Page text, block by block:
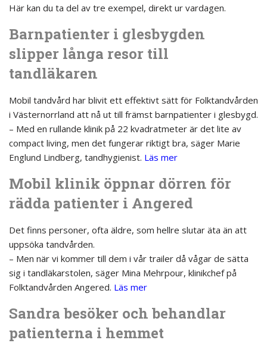
Här kan du ta del av tre exempel, direkt ur vardagen.
Barnpatienter i glesbygden
slipper långa resor till
tandläkaren
Mobil tandvård har blivit ett effektivt sätt för Folktandvården
i Västernorrland att nå ut till främst barnpatienter i glesbygd.
– Med en rullande klinik på 22 kvadratmeter är det lite av
compact living, men det fungerar riktigt bra, säger Marie
Englund Lindberg, tandhygienist. Läs mer
Mobil klinik öppnar dörren för
rädda patienter i Angered
Det finns personer, ofta äldre, som hellre slutar äta än att
uppsöka tandvården.
– Men när vi kommer till dem i vår trailer då vågar de sätta
sig i tandläkarstolen, säger Mina Mehrpour, klinikchef på
Folktandvården Angered. Läs mer
Sandra besöker och behandlar
patienterna i hemmet